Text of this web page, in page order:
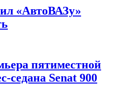
«АвтоВАЗу»
пятиместной
седана Senat 900